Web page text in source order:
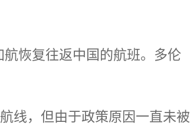
恢复往返中国的航班。多伦
线，但由于政策原因一直未被